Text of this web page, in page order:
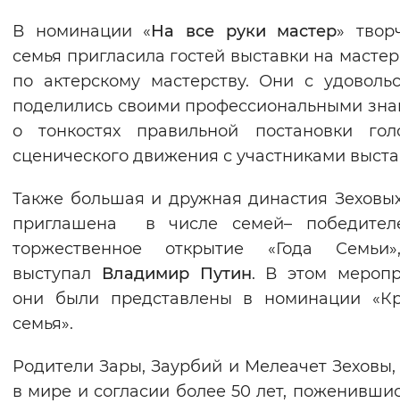
В номинации «На все руки мастер»
семья пригласила гостей выставки на
по актерскому мастерству. Они с
поделились своими профессиональными
о тонкостях правильной постановки
сценического движения с участниками
Также большая и дружная династия
приглашена в числе семей–
торжественное открытие «Года
выступал Владимир Путин. В этом
они были представлены в номинации
семья».
Родители Зары, Заурбий и Мелеачет
в мире и согласии более 50 лет,